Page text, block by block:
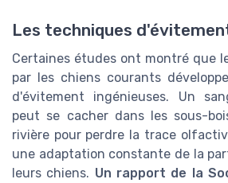
Les techniques
Certaines études ont montré que
par les chiens courants
d'évitement ingénieuses. Un
peut se cacher dans les sous-
rivière pour perdre la trace
une adaptation constante de la
leurs chiens. Un rapport de la